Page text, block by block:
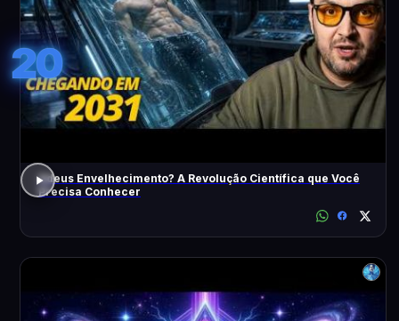
20
Adeus Envelhecimento? A Revolução Científica que Você
Precisa Conhecer